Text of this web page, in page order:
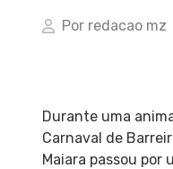
Por redacao mz
Durante uma
Carnaval de
Maiara passou por